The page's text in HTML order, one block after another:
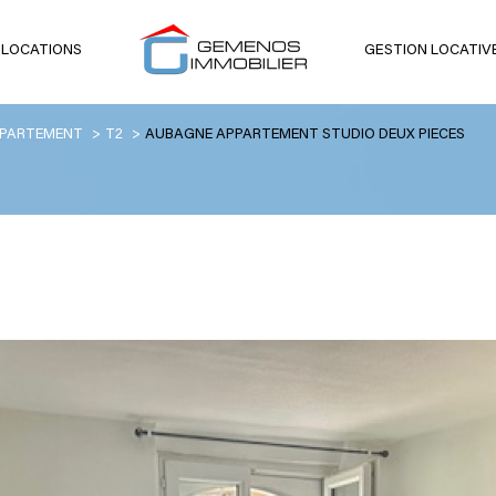
GESTION
1
LOCALISATION LOYER
voir les2annonces
T2 AUBAGNE APPARTEMENT STUDIO DEUX PIECES